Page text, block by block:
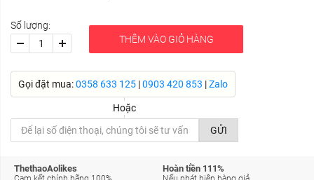
Số lượng:
THÊM VÀO GIỎ HÀNG
Gọi đặt mua:0358 633 125 |0903 420 853 |Zalo
GỬI
ThethaoAolikes Hoàn tiền 111%